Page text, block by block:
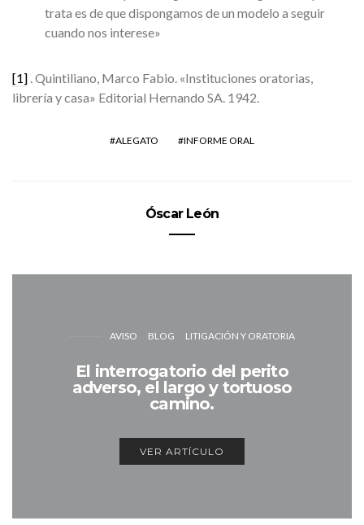
trata es de que dispongamos de un modelo a seguir
cuando nos interese»
[1] . Quintiliano, Marco Fabio. «Instituciones oratorias,
librería y casa» Editorial Hernando SA. 1942.
ALEGATO INFORME ORAL
Óscar León
AVISO BLOG LITIGACIÓN Y ORATORIA
El interrogatorio del perito
adverso, el largo y tortuoso
camino.
VER ARTÍCULO